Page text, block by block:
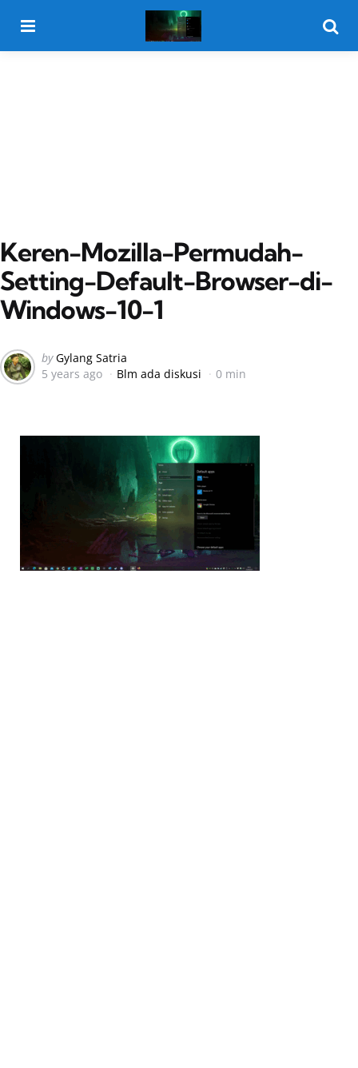
Keren-Mozilla-Permudah-
Setting-Default-Browser-di-
Windows-10-1
Posted
by
by Gylang Satria
5 years ago
Blm ada diskusi 0 min